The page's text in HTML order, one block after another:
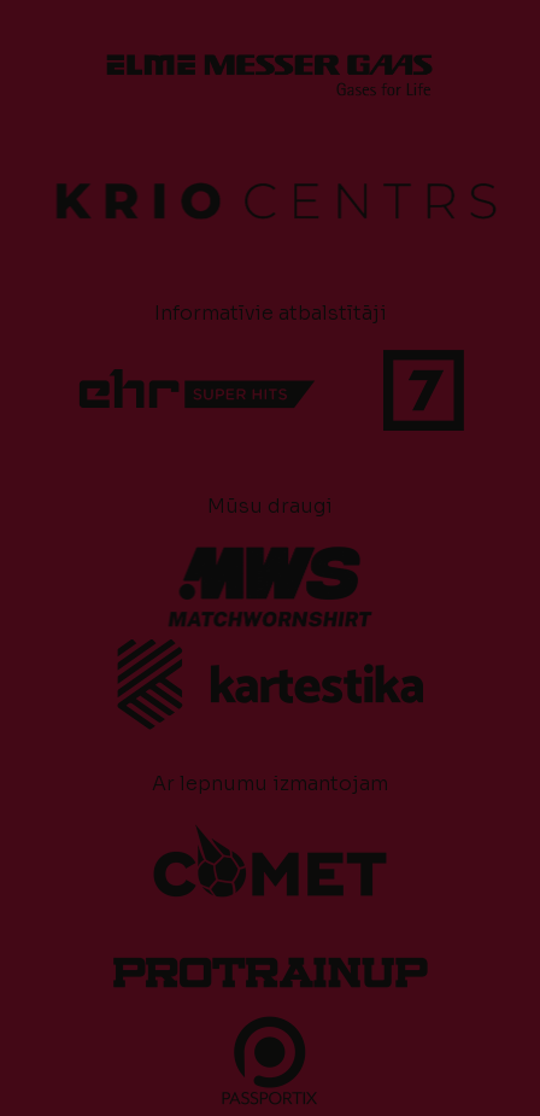
Informatīvie atbalstītāji
Mūsu draugi
Ar lepnumu izmantojam